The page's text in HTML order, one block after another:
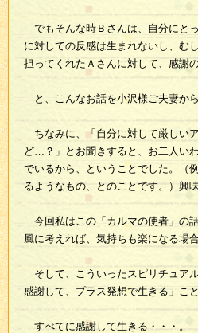
でもそんな時Ｂさんは、自分にと
に対しての反感は生まれないし、む
担ってくれたＡさんに対して、感謝
と、こんなお話を小沢様ご夫妻か
ちなみに、「自分に対して厳しい
ど…？」とお聞きすると、お二人い
でいるから、ということでした。（
るようなもの、とのことです。）興
今回私はこの「カルマの使者」の
風に考えれば、気持ちも楽になる場
そして、こういったスピリチュア
感謝して、プラス発想で生きる」こ
すべてに感謝して生きる・・・。